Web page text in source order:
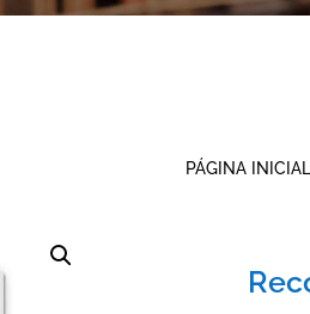
PÁGINA INICIAL